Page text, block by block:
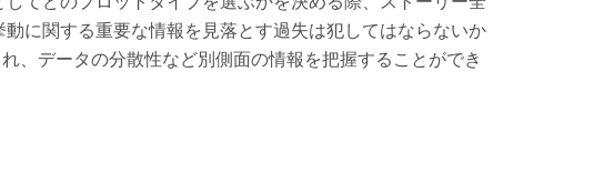
に関する重要な情報を見落とす過失は犯してはならないか
、データの分散性など別側面の情報を把握することができ